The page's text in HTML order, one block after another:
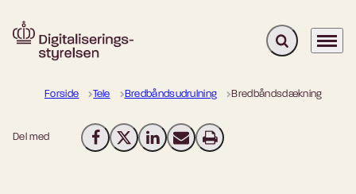
Gå til forsiden Fold søgefelt
Menu
Forside Tele Bredbåndsudrulning Bredbåndsdækning
Del med Del på Facebook
Del på X (Twitter)
Del på LinkedIn
Send email
Print